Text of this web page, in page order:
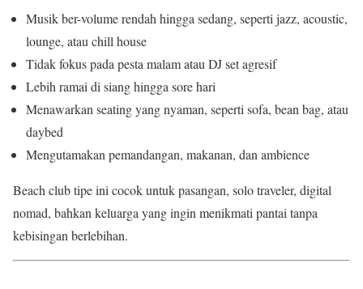
Musik ber-volume rendah hingga sedang, seperti jazz, acoustic,
lounge, atau chill house
Tidak fokus pada pesta malam atau DJ set agresif
Lebih ramai di siang hingga sore hari
Menawarkan seating yang nyaman, seperti sofa, bean bag, atau
daybed
Mengutamakan pemandangan, makanan, dan ambience
Beach club tipe ini cocok untuk pasangan, solo traveler, digital
nomad, bahkan keluarga yang ingin menikmati pantai tanpa
kebisingan berlebihan.